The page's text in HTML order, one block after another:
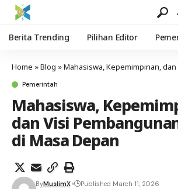
Berita Trending Pilihan Editor
Home »Blog »Mahasiswa, Kepemimpinan, dan Visi
Pemerintah
Mahasiswa,
dan Visi
di Masa Depan
ByMuslimX Published March 11, 2026